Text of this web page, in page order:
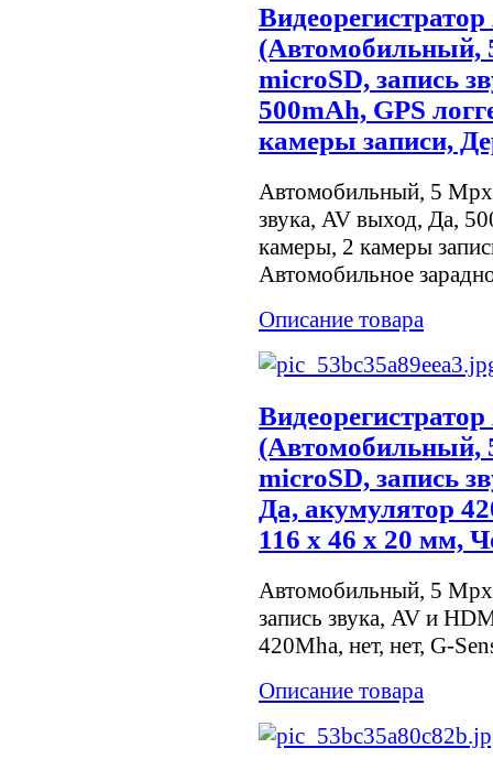
(Автомобильный,
microSD, запись
500mAh, GPS
камеры записи,
Автомобильный, 5
звука, AV выход, Да,
камеры, 2 камеры
Автомобильное
Описание товара
(Автомобильный,
microSD, запись
Да, акумулятор
116 х 46 х 20 мм,
Автомобильный, 5
запись звука, AV и
420Mha, нет, нет, G-
Описание товара